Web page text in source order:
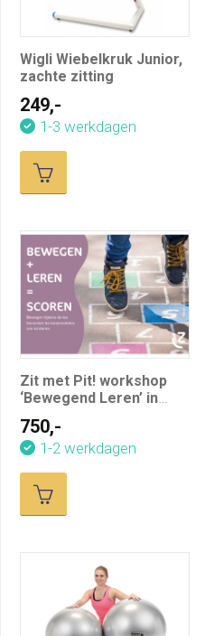
Wigli Wiebelkruk Junior,
zachte zitting
249,-
1-3 werkdagen
Zit met Pit! workshop
‘Bewegend Leren’ in
750,-
1-2 werkdagen